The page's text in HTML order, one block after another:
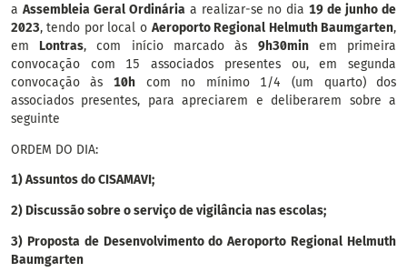
a Assembleia Geral Ordinária a realizar-se no dia19 de junho de
2023, tendo por local o Aeroporto Regional Helmuth Baumgarten,
em Lontras, com início marcado às 9h30minem primeira
convocação com 15 associados presentes ou, em segunda
convocação às10h com no mínimo 1/4 (um quarto) dos
associados presentes, para apreciarem e deliberarem sobre a
seguinte
ORDEM DO DIA:
1) Assuntos do CISAMAVI;
2) Discussão sobre o serviço de vigilância nas escolas;
3) Proposta de Desenvolvimento do Aeroporto Regional Helmuth
Baumgarten